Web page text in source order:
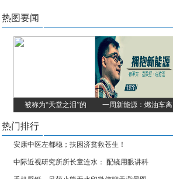
热图要闻
被称为“天堂之泪”的 一周新能源：燃油车离
热门排行
安康中医左都稳；扶困济贫救苍生！
中际近视研究所所长童连水： 配镜用眼讲科